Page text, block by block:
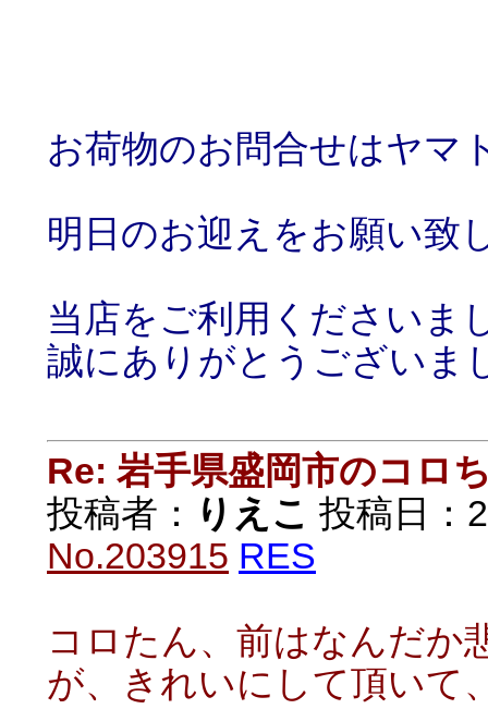
お荷物のお問合せはヤマ
明日のお迎えをお願い致
当店をご利用くださいま
誠にありがとうございま
Re: 岩手県盛岡市のコロ
投稿者： りえこ 投稿日：
No.203915 RES
コロたん、前はなんだか
が、きれいにして頂いて